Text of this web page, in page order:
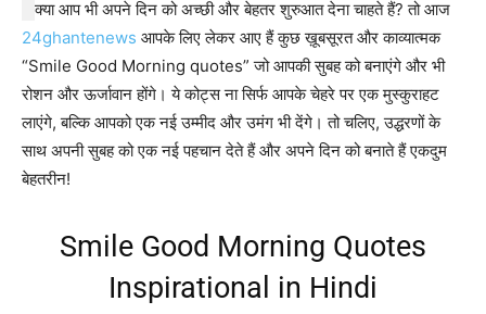
क्या आप भी अपने दिन को अच्छी और बेहतर शुरुआत देना चाहते हैं? तो आज
24ghantenews आपके लिए लेकर आए हैं कुछ ख़ूबसूरत और काव्यात्मक
“Smile Good Morning quotes” जो आपकी सुबह को बनाएंगे और भी
रोशन और ऊर्जावान होंगे। ये कोट्स ना सिर्फ आपके चेहरे पर एक मुस्कुराहट
लाएंगे, बल्कि आपको एक नई उम्मीद और उमंग भी देंगे। तो चलिए, उद्धरणों के
साथ अपनी सुबह को एक नई पहचान देते हैं और अपने दिन को बनाते हैं एकदुम
बेहतरीन!
Smile Good Morning Quotes
Inspirational in Hindi